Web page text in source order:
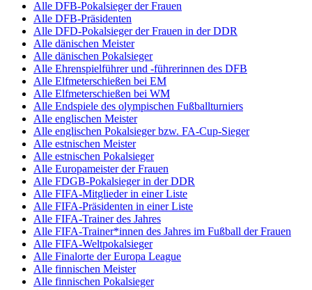
Alle DFB-Pokalsieger der Frauen
Alle DFB-Präsidenten
Alle DFD-Pokalsieger der Frauen in der DDR
Alle dänischen Meister
Alle dänischen Pokalsieger
Alle Ehrenspielführer und -führerinnen des DFB
Alle Elfmeterschießen bei EM
Alle Elfmeterschießen bei WM
Alle Endspiele des olympischen Fußballturniers
Alle englischen Meister
Alle englischen Pokalsieger bzw. FA-Cup-Sieger
Alle estnischen Meister
Alle estnischen Pokalsieger
Alle Europameister der Frauen
Alle FDGB-Pokalsieger in der DDR
Alle FIFA-Mitglieder in einer Liste
Alle FIFA-Präsidenten in einer Liste
Alle FIFA-Trainer des Jahres
Alle FIFA-Trainer*innen des Jahres im Fußball der Frauen
Alle FIFA-Weltpokalsieger
Alle Finalorte der Europa League
Alle finnischen Meister
Alle finnischen Pokalsieger